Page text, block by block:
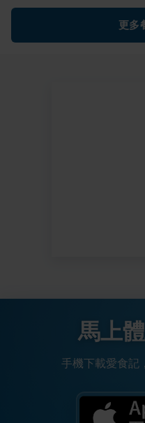
更多
馬上
手機下載愛食記